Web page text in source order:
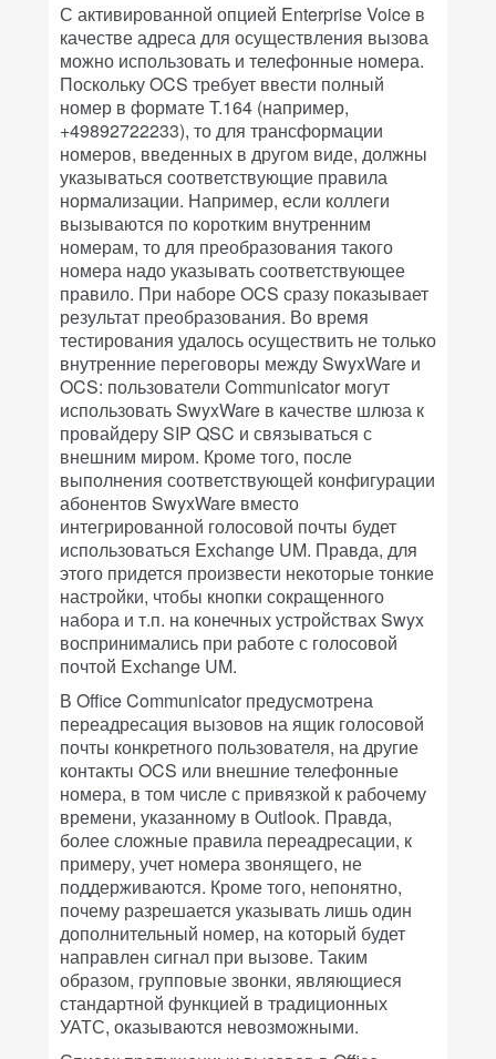
С активированной опцией Enterprise Voice в
качестве адреса для осуществления вызова
можно использовать и телефонные номера.
Поскольку OCS требует ввести полный
номер в формате T.164 (например,
+49892722233), то для трансформации
номеров, введенных в другом виде, должны
указываться соответствующие правила
нормализации. Например, если коллеги
вызываются по коротким внутренним
номерам, то для преобразования такого
номера надо указывать соответствующее
правило. При наборе OCS сразу показывает
результат преобразования. Во время
тестирования удалось осуществить не только
внутренние переговоры между SwyxWare и
OCS: пользователи Communicator могут
использовать SwyxWare в качестве шлюза к
провайдеру SIP QSC и связываться с
внешним миром. Кроме того, после
выполнения соответствующей конфигурации
абонентов SwyxWare вместо
интегрированной голосовой почты будет
использоваться Exchange UM. Правда, для
этого придется произвести некоторые тонкие
настройки, чтобы кнопки сокращенного
набора и т.п. на конечных устройствах Swyx
воспринимались при работе с голосовой
почтой Exchange UM.
В Office Communicator предусмотрена
переадресация вызовов на ящик голосовой
почты конкретного пользователя, на другие
контакты OCS или внешние телефонные
номера, в том числе с привязкой к рабочему
времени, указанному в Outlook. Правда,
более сложные правила переадресации, к
примеру, учет номера звонящего, не
поддерживаются. Кроме того, непонятно,
почему разрешается указывать лишь один
дополнительный номер, на который будет
направлен сигнал при вызове. Таким
образом, групповые звонки, являющиеся
стандартной функцией в традиционных
УАТС, оказываются невозможными.